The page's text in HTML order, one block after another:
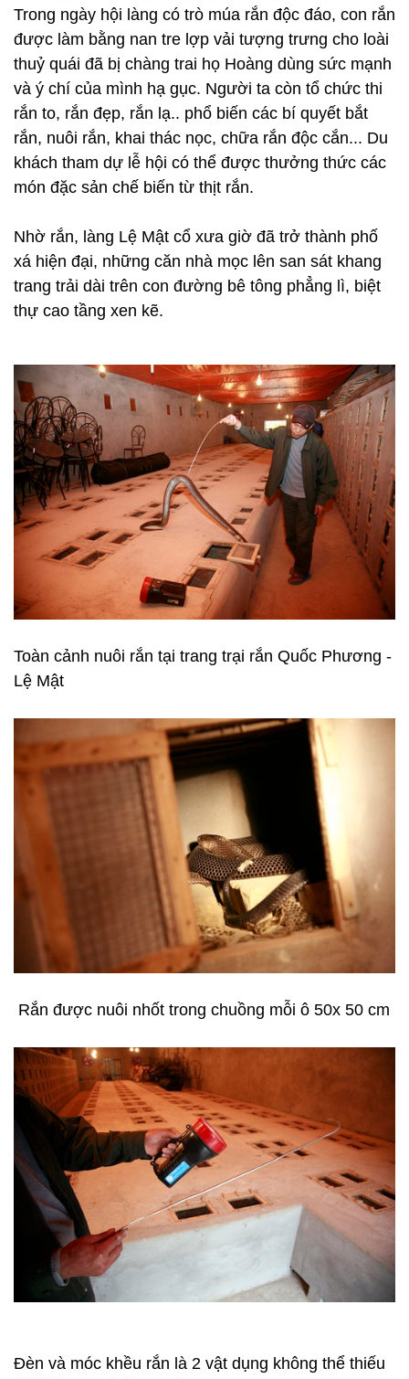
Trong ngày hội làng có trò múa rắn độc đáo, con rắn
được làm bằng nan tre lợp vải tượng trưng cho loài
thuỷ quái đã bị chàng trai họ Hoàng dùng sức mạnh
và ý chí của mình hạ gục. Người ta còn tổ chức thi
rắn to, rắn đẹp, rắn lạ.. phổ biến các bí quyết bắt
rắn, nuôi rắn, khai thác nọc, chữa rắn độc cắn... Du
khách tham dự lễ hội có thể được thưởng thức các
món đặc sản chế biến từ thịt rắn.
Nhờ rắn, làng Lệ Mật cổ xưa giờ đã trở thành phố
xá hiện đại, những căn nhà mọc lên san sát khang
trang trải dài trên con đường bê tông phẳng lì, biệt
thự cao tầng xen kẽ.
Toàn cảnh nuôi rắn tại trang trại rắn Quốc Phương -
Lệ Mật
Rắn được nuôi nhốt trong chuồng mỗi ô 50x 50 cm
Đèn và móc khều rắn là 2 vật dụng không thể thiếu